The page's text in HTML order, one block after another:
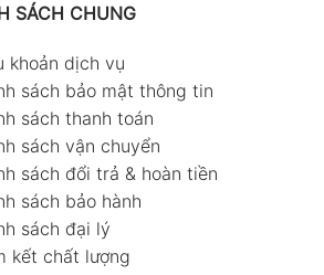
SÁCH CHUNG
khoản dịch vụ
sách bảo mật thông tin
sách thanh toán
sách vận chuyển
sách đổi trả & hoàn tiền
sách bảo hành
sách đại lý
kết chất lượng